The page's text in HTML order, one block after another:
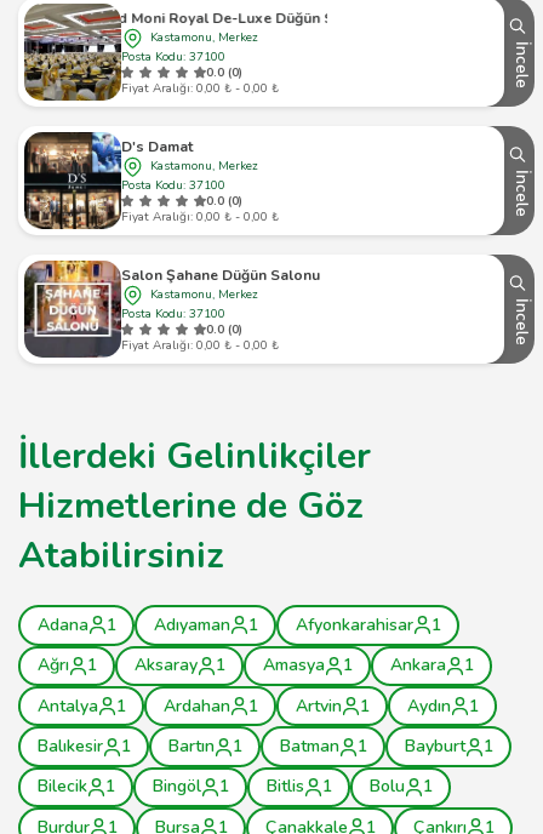
Grand Moni Royal De-Luxe Düğün Salonları
Kastamonu, Merkez
Posta Kodu: 37100
0.0 (0)
Fiyat Aralığı: 0,00 ₺ - 0,00 ₺
İncele
D's Damat
Kastamonu, Merkez
Posta Kodu: 37100
0.0 (0)
Fiyat Aralığı: 0,00 ₺ - 0,00 ₺
İncele
Salon Şahane Düğün Salonu
Kastamonu, Merkez
Posta Kodu: 37100
0.0 (0)
Fiyat Aralığı: 0,00 ₺ - 0,00 ₺
İncele
İllerdeki Gelinlikçiler
Hizmetlerine de Göz
Atabilirsiniz
Adana 1 Adıyaman 1 Afyonkarahisar
1
Ağrı
1 Aksaray 1 Amasya 1 Ankara
1
Antalya
1 Ardahan 1 Artvin 1 Aydın
1
Balıkesir
1 Bartın 1 Batman 1 Bayburt
1
Bilecik
1 Bingöl 1 Bitlis 1 Bolu
1
Burdur
1 Bursa 1 Çanakkale 1 Çankırı 1